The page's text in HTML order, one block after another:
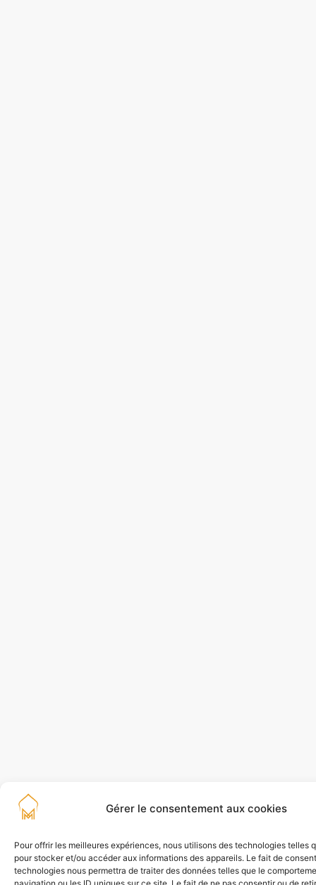
Gérer le consentement aux cookies
Pour offrir les meilleures expériences, nous utilisons des technologies telles
pour stocker et/ou accéder aux informations des appareils. Le fait de
technologies nous permettra de traiter des données telles que le